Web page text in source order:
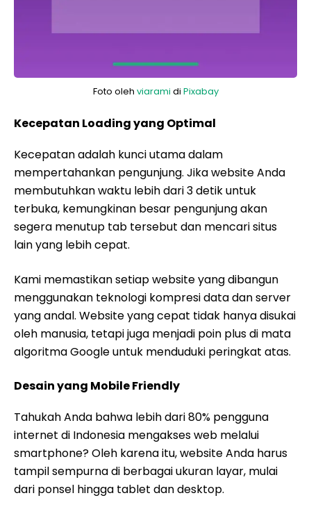
Foto oleh viarami di Pixabay
Kecepatan Loading yang Optimal
Kecepatan adalah kunci utama dalam
mempertahankan pengunjung. Jika website Anda
membutuhkan waktu lebih dari 3 detik untuk
terbuka, kemungkinan besar pengunjung akan
segera menutup tab tersebut dan mencari situs
lain yang lebih cepat.
Kami memastikan setiap website yang dibangun
menggunakan teknologi kompresi data dan server
yang andal. Website yang cepat tidak hanya disukai
oleh manusia, tetapi juga menjadi poin plus di mata
algoritma Google untuk menduduki peringkat atas.
Desain yang Mobile Friendly
Tahukah Anda bahwa lebih dari 80% pengguna
internet di Indonesia mengakses web melalui
smartphone? Oleh karena itu, website Anda harus
tampil sempurna di berbagai ukuran layar, mulai
dari ponsel hingga tablet dan desktop.